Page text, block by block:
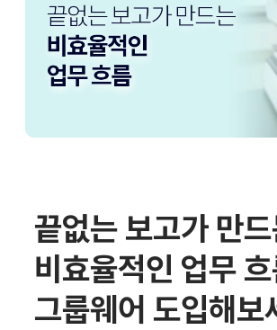
끝없는 보고가 만
비효율적인 업무
그룹웨어 도입해보